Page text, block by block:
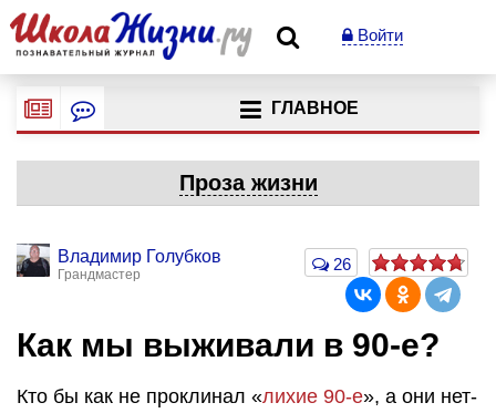
Войти
ГЛАВНОЕ
Проза жизни
Владимир Голубков
Грандмастер
26
Как мы выживали в 90-е?
Кто бы как не проклинал «лихие 90-е», а они нет-